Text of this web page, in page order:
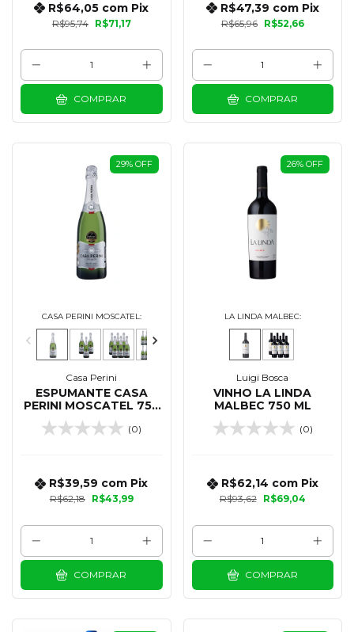
R$95,74 R$71,17
R$64,05 com Pix
COMPRAR
R$65,96 R$52,66
R$47,39 com Pix
COMPRAR
29% OFF
CASA PERINI MOSCATEL:
Casa Perini
ESPUMANTE CASA
PERINI MOSCATEL 750
ML
(0)
R$62,18 R$43,99
R$39,59 com Pix
COMPRAR
26% OFF
LA LINDA MALBEC:
Luigi Bosca
VINHO LA LINDA
MALBEC 750 ML
(0)
R$93,62 R$69,04
R$62,14 com Pix
COMPRAR